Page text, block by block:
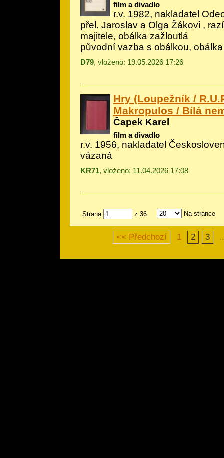
film a divadlo
r.v. 1982, nakladatel
přel. Jaroslav a Olga Žákovi ,
majitele, obálka zažloutlá
původní vazba s obálkou,
D79, vloženo: 19.05.2026 17:26
Hry (Loupežník /
Makropulos / Bílá
Čapek Karel
film a divadlo
r.v. 1956, nakladatel
vázaná
KR71, vloženo: 11.04.2026 17:08
Strana z 36 Na stránce
<< Předchozí 1 2 3